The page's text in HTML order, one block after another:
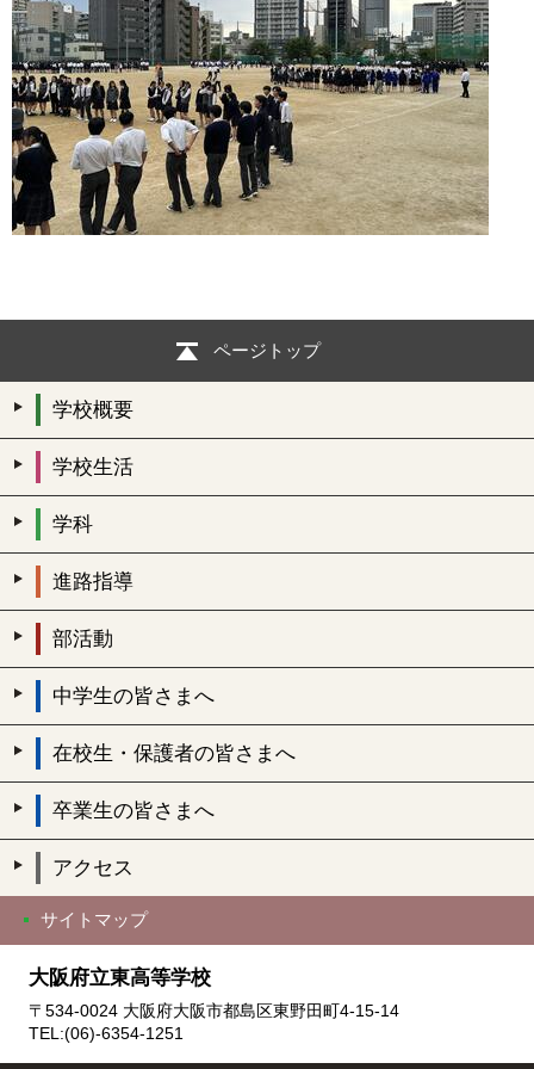
ページトップ
学校概要
学校生活
学科
進路指導
部活動
中学生の皆さまへ
在校生・保護者の皆さまへ
卒業生の皆さまへ
アクセス
サイトマップ
大阪府立東高等学校
〒534-0024 大阪府大阪市都島区東野田町4-15-14
TEL:(06)-6354-1251